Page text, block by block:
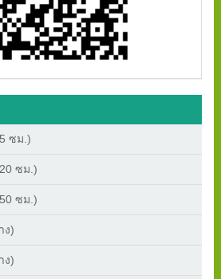
ซม.)
ซม.)
ซม.)
ง)
ง)